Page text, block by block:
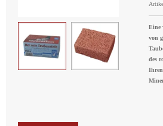
Eine
von
des